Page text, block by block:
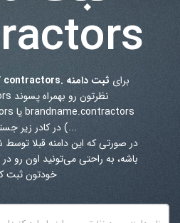
برای ثبت دامنه .contractors
نظرتون رو بهمراه پسوند
...) در کادر زیر
در صورتی که این دامنه قبلا
باشه، به راحتی می‌تونید اون رو
خودتون ثبت